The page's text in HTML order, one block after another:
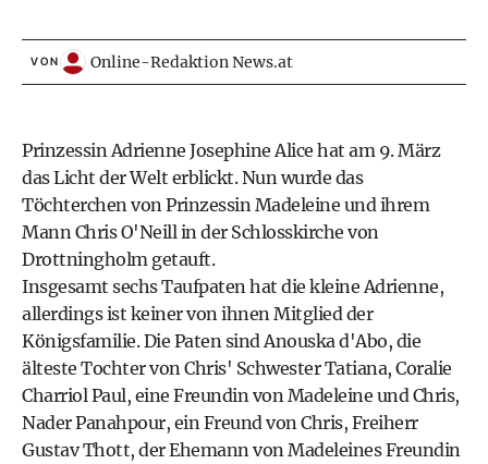
VON Online-Redaktion News.at
Prinzessin Adrienne Josephine Alice hat am 9. März
das Licht der Welt erblickt. Nun wurde das
Töchterchen von Prinzessin Madeleine und ihrem
Mann Chris O'Neill in der Schlosskirche von
Drottningholm getauft.
Insgesamt sechs Taufpaten hat die kleine Adrienne,
allerdings ist keiner von ihnen Mitglied der
Königsfamilie. Die Paten sind Anouska d'Abo, die
älteste Tochter von Chris' Schwester Tatiana, Coralie
Charriol Paul, eine Freundin von Madeleine und Chris,
Nader Panahpour, ein Freund von Chris, Freiherr
Gustav Thott, der Ehemann von Madeleines Freundin